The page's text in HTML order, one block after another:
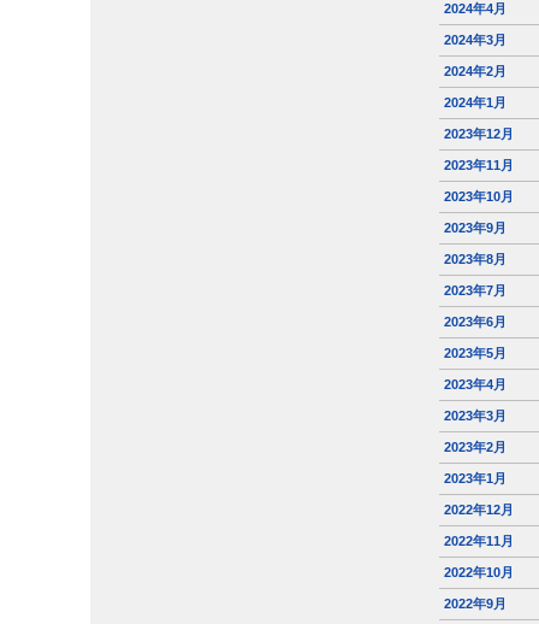
2024年4月
2024年3月
2024年2月
2024年1月
2023年12月
2023年11月
2023年10月
2023年9月
2023年8月
2023年7月
2023年6月
2023年5月
2023年4月
2023年3月
2023年2月
2023年1月
2022年12月
2022年11月
2022年10月
2022年9月